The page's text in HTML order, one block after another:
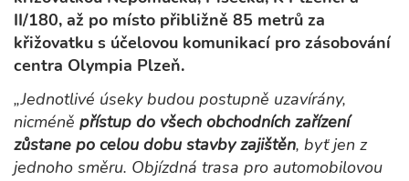
II/180, až po místo přibližně 85 metrů za
křižovatku s účelovou komunikací pro zásobování
centra Olympia Plzeň.
„Jednotlivé úseky budou postupně uzavírány,
nicméně přístup do všech obchodních zařízení
zůstane po celou dobu stavby zajištěn, byť jen z
jednoho směru. Objízdná trasa pro automobilovou